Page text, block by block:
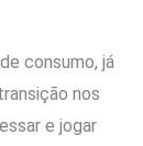
consumo, já
nos
e jogar